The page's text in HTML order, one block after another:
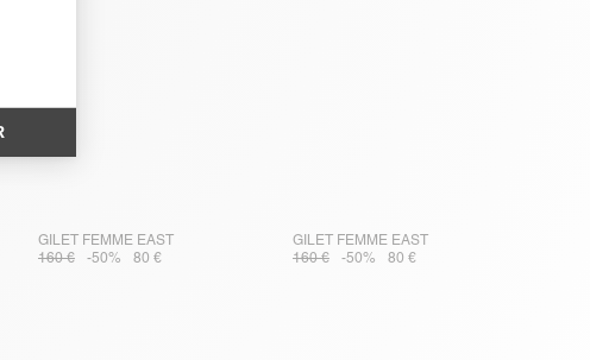
GILET FEMME EAST
160 €
-50% 80 €
GILET FEMME EAST
160 €
-50% 80 €